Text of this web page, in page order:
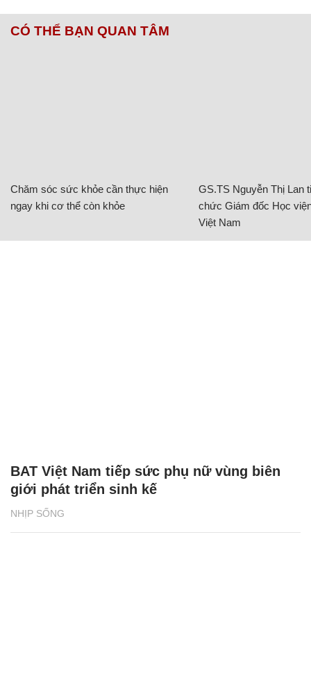
CÓ THỂ BẠN QUAN TÂM
Chăm sóc sức khỏe cần thực hiện
ngay khi cơ thể còn khỏe
GS.TS Nguyễn Thị Lan
chức Giám đốc Học
Việt Nam
NHỊP SỐNG
BAT Việt Nam tiếp sức phụ nữ vùng biên
giới phát triển sinh kế